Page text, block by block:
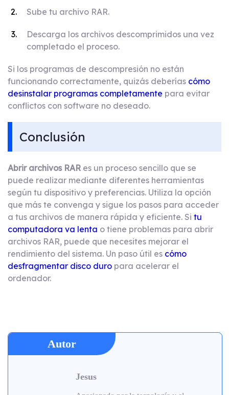
Sube tu archivo RAR.
Descarga los archivos descomprimidos una vez
completado el proceso.
Si los programas de descompresión no están
funcionando correctamente, quizás deberías cómo
desinstalar programas completamente para evitar
conflictos con software no deseado.
Conclusión
Abrir archivos RAR es un proceso sencillo que se
puede realizar mediante diferentes herramientas
según tu dispositivo y preferencias. Utiliza la opción
que más te convenga y sigue los pasos para acceder
a tus archivos de manera rápida y eficiente. Si tu
computadora va lenta o tiene problemas para abrir
archivos RAR, puede que necesites mejorar el
rendimiento del sistema. Un paso útil es cómo
desfragmentar disco duro para acelerar el
ordenador.
Autor
Jesus